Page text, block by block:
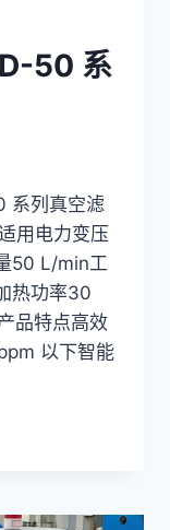
50 系
系列真空滤
用电力变压
50 L/min工
热功率30
品特点高效
以下智能